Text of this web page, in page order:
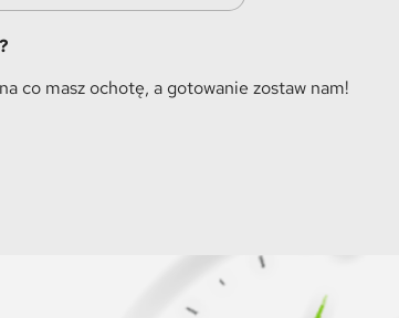
co masz ochotę, a gotowanie zostaw nam!